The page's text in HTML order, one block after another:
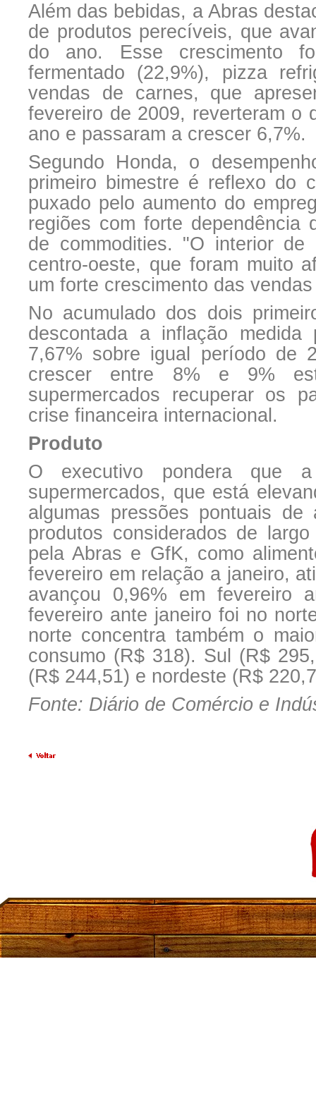
Além das bebidas, a Abras
de produtos perecíveis, que
do ano. Esse crescimento
fermentado (22,9%), pizza
vendas de carnes, que
fevereiro de 2009, reverteram o
ano e passaram a crescer 6,7%.
Segundo Honda, o
primeiro bimestre é reflexo do
puxado pelo aumento do
regiões com forte dependência
de commodities. "O interior
centro-oeste, que foram muito
um forte crescimento das
No acumulado dos dois
descontada a inflação
7,67% sobre igual período de
crescer entre 8% e 9%
supermercados recuperar os
crise financeira internacional.
Produto
O executivo pondera que
supermercados, que está
algumas pressões pontuais
produtos considerados de
pela Abras e GfK, como
fevereiro em relação a janeiro,
avançou 0,96% em fevereiro
fevereiro ante janeiro foi no
norte concentra também o
consumo (R$ 318). Sul (R$
(R$ 244,51) e nordeste (R$
Fonte: Diário de Comércio e